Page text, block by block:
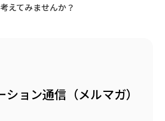
えてみませんか？
ョン通信（メルマガ）